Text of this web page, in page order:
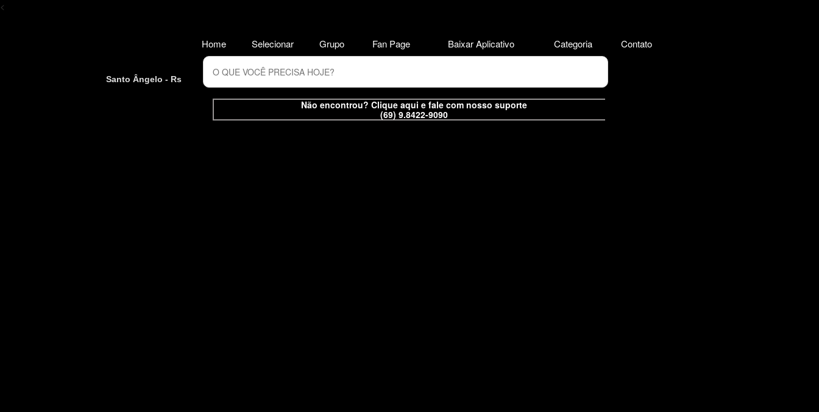
<
Santo Ângelo - Rs
Não encontrou? Clique aqui e fale com nosso suporte
(69) 9.8422-9090
Home Selecionar Grupo Fan Page Baixar Aplicativo Categoria Contato